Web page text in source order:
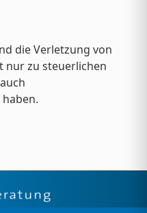
die Verletzung von
nur zu steuerlichen